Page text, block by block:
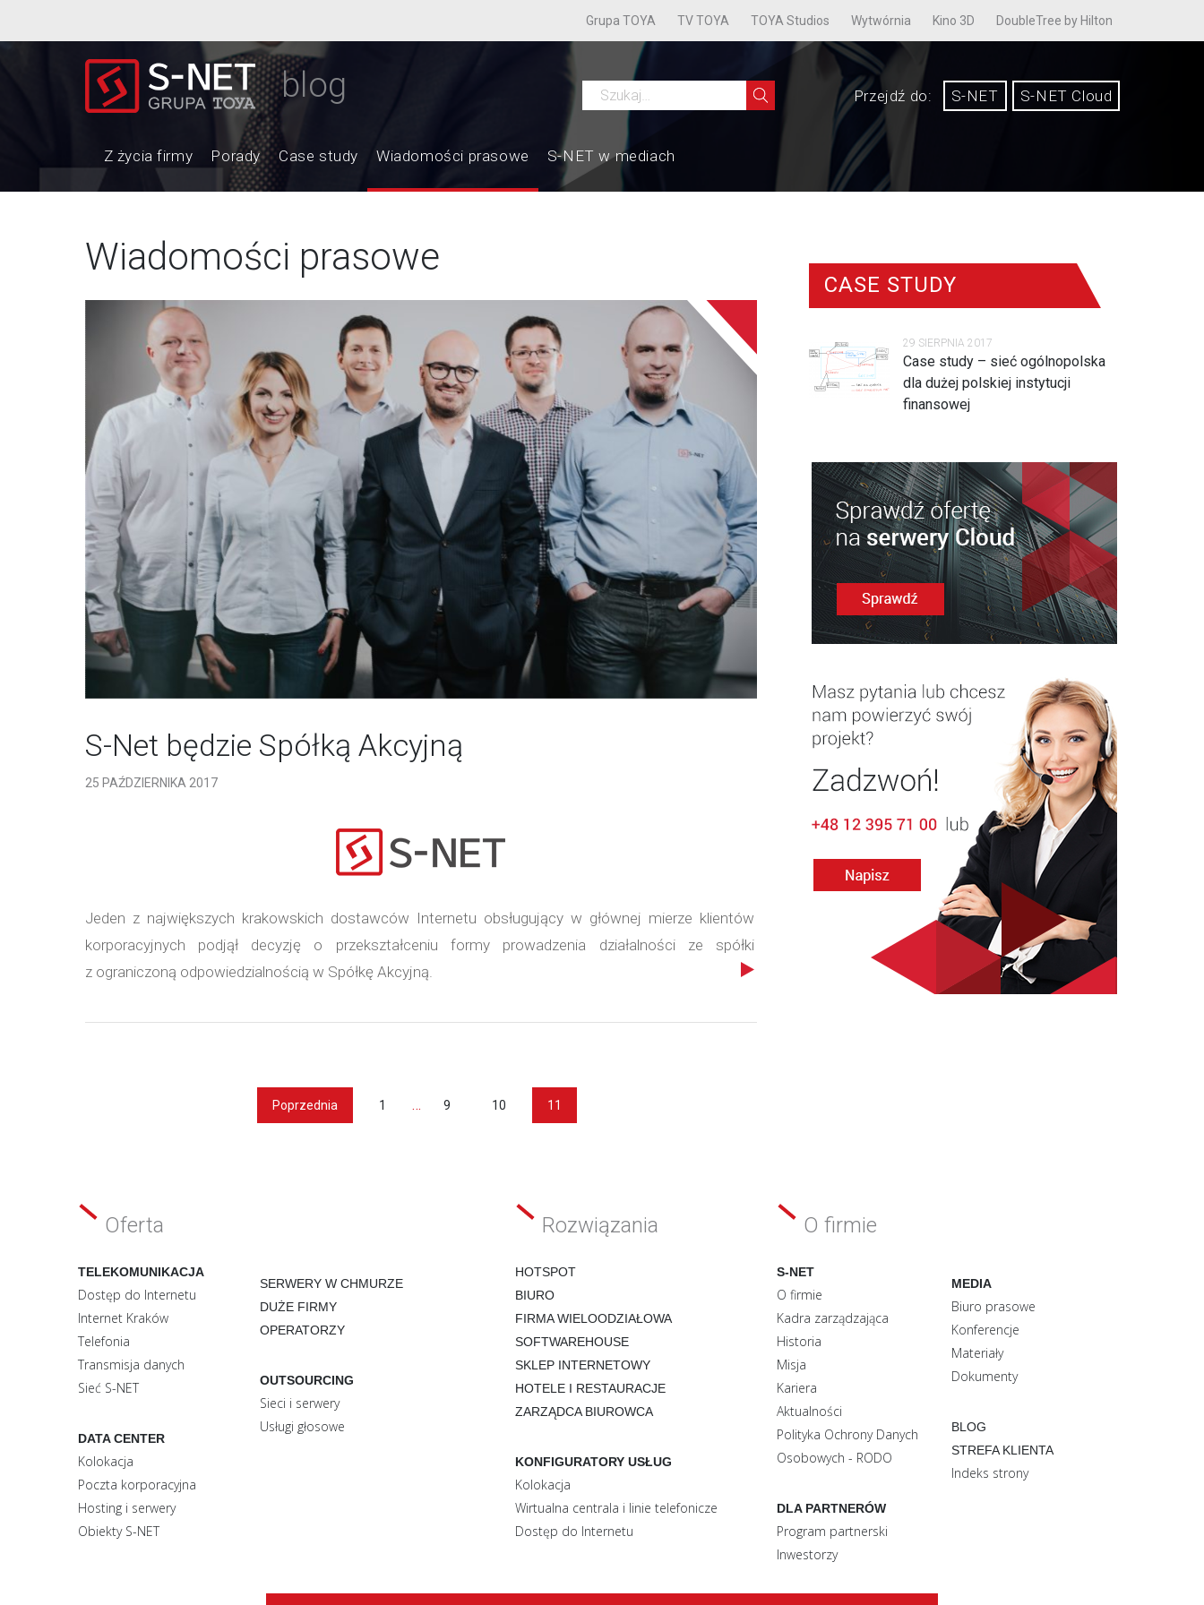
Grupa TOYA TV TOYA TOYA Studios Wytwórnia Kino 3D DoubleTree by Hilton
blog Przejdź do: S-NET S-NET Cloud
Z życia firmy Porady Case study Wiadomości prasowe S-NET w mediach
Wiadomości prasowe
S-Net będzie Spółką Akcyjną
25 PAŹDZIERNIKA 2017
Jeden z największych krakowskich dostawców Internetu obsługujący w głównej mierze klientów
korporacyjnych podjął decyzję o przekształceniu formy prowadzenia działalności ze spółki
z ograniczoną odpowiedzialnością w Spółkę Akcyjną.
Poprzednia 1 … 9 10 11
CASE STUDY
29 SIERPNIA 2017
Case study – sieć ogólnopolska
dla dużej polskiej instytucji
finansowej
Oferta
TELEKOMUNIKACJA
Dostęp do Internetu
Internet Kraków
Telefonia
Transmisja danych
Sieć S-NET
DATA CENTER
Kolokacja
Poczta korporacyjna
Hosting i serwery
Obiekty S-NET
SERWERY W CHMURZE
DUŻE FIRMY
OPERATORZY
OUTSOURCING
Sieci i serwery
Usługi głosowe
Rozwiązania
HOTSPOT
BIURO
FIRMA WIELOODZIAŁOWA
SOFTWAREHOUSE
SKLEP INTERNETOWY
HOTELE I RESTAURACJE
ZARZĄDCA BIUROWCA
KONFIGURATORY USŁUG
Kolokacja
Wirtualna centrala i linie telefonicze
Dostęp do Internetu
O firmie
S-NET
O firmie
Kadra zarządzająca
Historia
Misja
Kariera
Aktualności
Polityka Ochrony Danych
Osobowych - RODO
DLA PARTNERÓW
Program partnerski
Inwestorzy
MEDIA
Biuro prasowe
Konferencje
Materiały
Dokumenty
BLOG
STREFA KLIENTA
Indeks strony